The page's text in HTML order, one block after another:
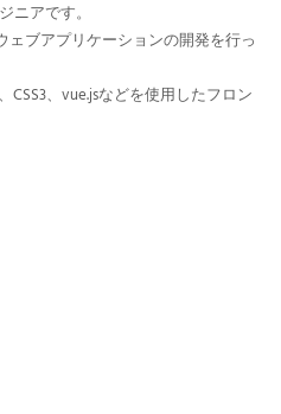
ニアです。
ェブアプリケーションの開発を行っ
CSS3、vue.jsなどを使用したフロン